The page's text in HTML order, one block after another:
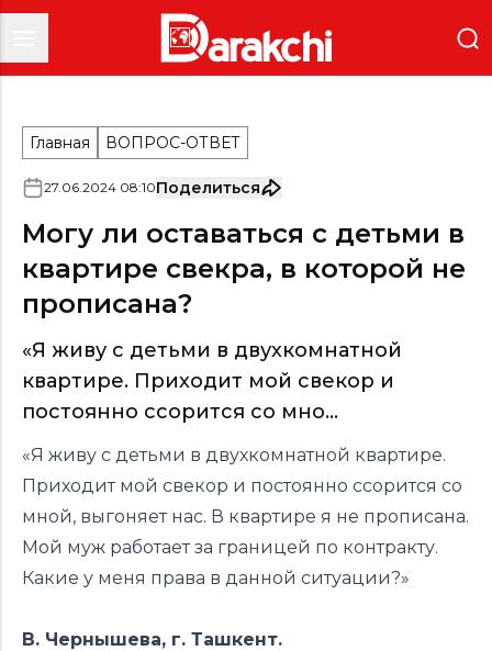
Главная ВОПРОС-ОТВЕТ
27.06.2024 08:10Поделиться
Могу ли оставаться с детьми в
квартире свекра, в которой не
прописана?
«Я живу с детьми в двухкомнатной
квартире. Приходит мой свекор и
постоянно ссорится со мно...
«Я живу с детьми в двухкомнатной квартире.
Приходит мой свекор и постоянно ссорится со
мной, выгоняет нас. В квартире я не прописана.
Мой муж работает за границей по контракту.
Какие у меня права в данной ситуации?»
В. Чернышева, г. Ташкент.